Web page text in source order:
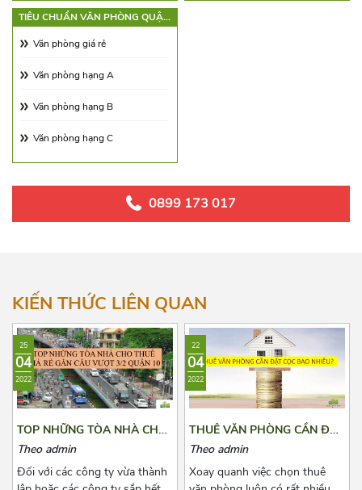
số 8
Hiệp Bình
Nguyễn Thị Nhung
Phạm Văn Đồng
số 23
số 7
TIÊU CHUẨN VĂN PHÒNG QUẬN
Văn phòng giá rẻ
Văn phòng hạng A
Văn phòng hạng B
Văn phòng hạng C
0899 173 017
KIẾN THỨC LIÊN QUAN
25
04
2022
TOP NHỮNG TÒA NHÀ CHO
THUÊ GIÁ RẺ GẦN CẦU
Theo admin
Đối với các công ty vừa thành
22
04
2022
THUÊ VĂN PHÒNG CẦN ĐẶT
CỌC BAO NHIÊU?
Theo admin
Xoay quanh việc chọn thuê